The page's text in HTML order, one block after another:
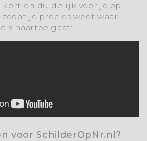
en duidelijk voor je op
je precies weet waar
naartoe gaat:
voor SchilderOpNr.nl?